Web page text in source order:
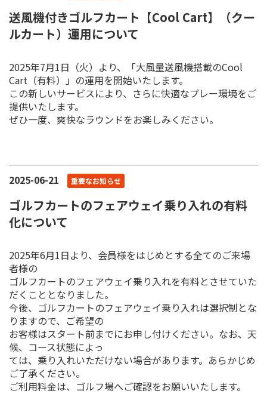
送風機付きゴルフカート【Cool Cart】（クー
ルカート）運用について
2025年7月1日（火）より、「大風量送風機搭載のCool
Cart（有料）」の運用を開始いたします。
この新しいサービスにより、さらに快適なプレー環境をご
提供いたします。
ぜひ一度、爽快なラウンドをお楽しみください。
2025-06-21 重要なお知らせ
ゴルフカートのフェアウェイ乗り入れの有料
化について
2025年6月1日より、会員様をはじめとする全てのご来場
者様の
ゴルフカートのフェアウェイ乗り入れを有料とさせていた
だくこととなりました。
今後、ゴルフカートのフェアウェイ乗り入れは選択制とな
りますので、ご希望の
お客様はスタート前までにお申し付けください。なお、天
候、コース状態によっ
ては、乗り入れいただけない場合があります。あらかじめ
ご了承ください。
ご利用料金は、ゴルフ場へご確認をお願いいたします。